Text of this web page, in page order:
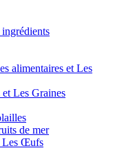
alimentaires et Les
Les Graines
de mer
Les Œufs